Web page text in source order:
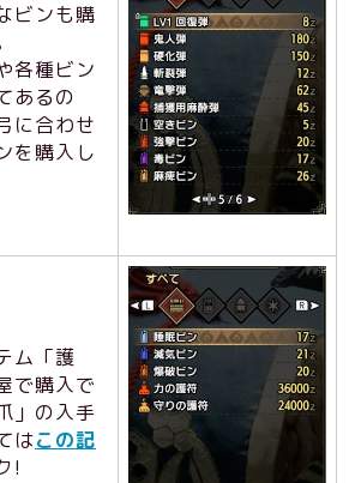
ビンも購
各種ビン
あるの
に合わせ
を購入し
ム「護
で購入で
」の入手
はこの記
!